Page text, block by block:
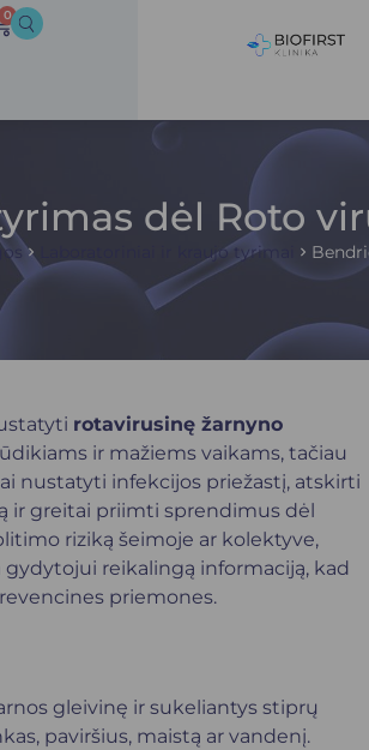
0
dėl Roto
Laboratoriniai ir kraujo tyrimai
rotavirusinę žarnyno
ir mažiems vaikams, tačiau
nustatyti infekcijos priežastį, atskirti
ir greitai priimti sprendimus dėl
riziką šeimoje ar kolektyve,
reikalingą informaciją, kad
priemones.
gleivinę ir sukeliantys stiprų
paviršius, maistą ar vandenį.